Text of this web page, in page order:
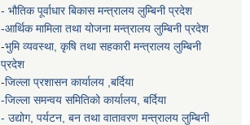
- भौतिक पूर्वाधार बिकास मन्त्रालय लुम्बिनी प्रदेश
-आर्थिक मामिला तथा योजना मन्त्रालय लुम्बिनी प्रदेश
-भुमि व्यवस्था, कृषि तथा सहकारी मन्त्रालय लुम्बिनी
प्रदेश
-जिल्ला प्रशासन कार्यालय ,बर्दिया
-जिल्ला समन्वय समितिको कार्यालय, बर्दिया
- उद्योग, पर्यटन, बन तथा वातावरण मन्त्रालय लुम्बिनी